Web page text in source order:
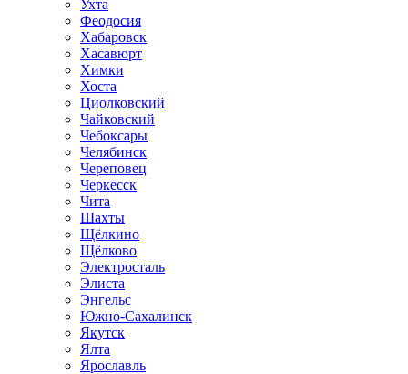
Ухта
Феодосия
Хабаровск
Хасавюрт
Химки
Хоста
Циолковский
Чайковский
Чебоксары
Челябинск
Череповец
Черкесск
Чита
Шахты
Щёлкино
Щёлково
Электросталь
Элиста
Энгельс
Южно-Сахалинск
Якутск
Ялта
Ярославль